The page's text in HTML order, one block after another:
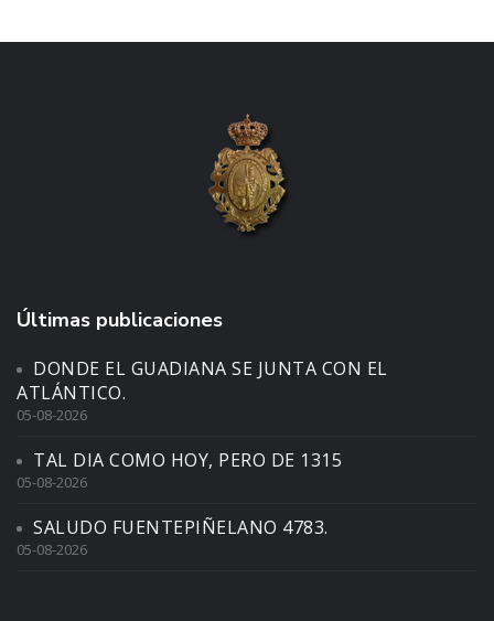
Últimas publicaciones
DONDE EL GUADIANA SE JUNTA CON EL
ATLÁNTICO.
05-08-2026
TAL DIA COMO HOY, PERO DE 1315
05-08-2026
SALUDO FUENTEPIÑELANO 4783.
05-08-2026